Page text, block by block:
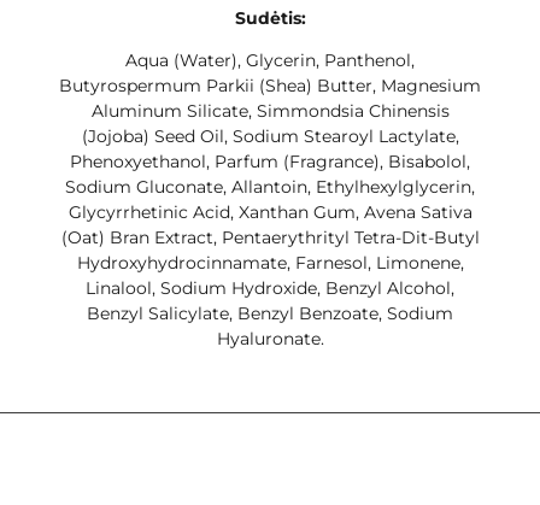
Sudėtis:
Aqua (Water), Glycerin, Panthenol,
Butyrospermum Parkii (Shea) Butter, Magnesium
Aluminum Silicate, Simmondsia Chinensis
(Jojoba) Seed Oil, Sodium Stearoyl Lactylate,
Phenoxyethanol, Parfum (Fragrance), Bisabolol,
Sodium Gluconate, Allantoin, Ethylhexylglycerin,
Glycyrrhetinic Acid, Xanthan Gum, Avena Sativa
(Oat) Bran Extract, Pentaerythrityl Tetra-Dit-Butyl
Hydroxyhydrocinnamate, Farnesol, Limonene,
Linalool, Sodium Hydroxide, Benzyl Alcohol,
Benzyl Salicylate, Benzyl Benzoate, Sodium
Hyaluronate.